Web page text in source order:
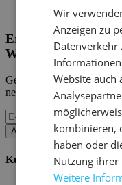
Home Emob|Mein
Erhalten Sie unsere
Werbeaktionen.
Geben Sie uns Ihre E-
neuesten Ereignisse
Abonnieren
Kundenservice
Wir
Anzeigen zu
Datenverkehr
Website auch
kombinieren,
haben oder
Nutzung ihrer
Weitere